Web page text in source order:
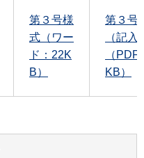
第３号様
式（ワー
ド：22K
B）
第３号
（記入
（
KB）